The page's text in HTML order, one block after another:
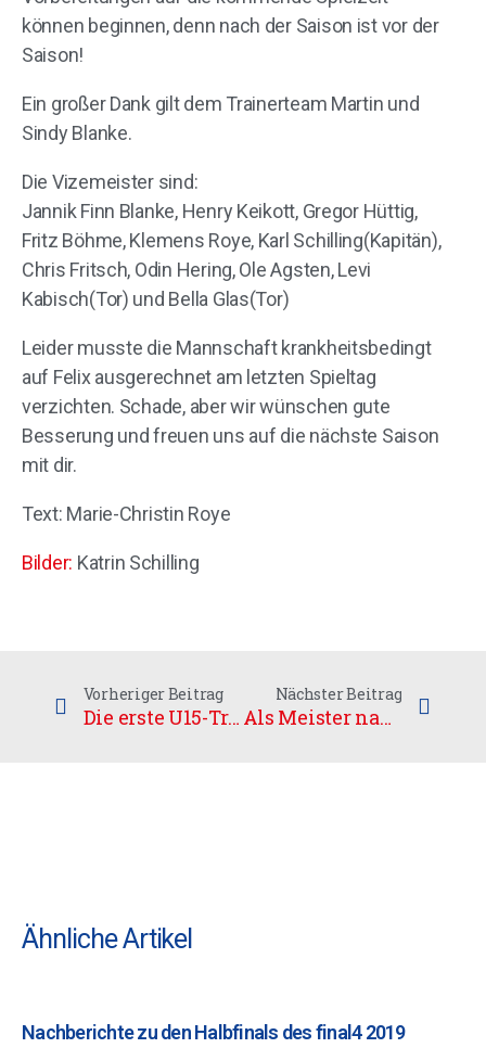
können beginnen, denn nach der Saison ist vor der
Saison!
Ein großer Dank gilt dem Trainerteam Martin und
Sindy Blanke.
Die Vizemeister sind:
Jannik Finn Blanke, Henry Keikott, Gregor Hüttig,
Fritz Böhme, Klemens Roye, Karl Schilling(Kapitän),
Chris Fritsch, Odin Hering, Ole Agsten, Levi
Kabisch(Tor) und Bella Glas(Tor)
Leider musste die Mannschaft krankheitsbedingt
auf Felix ausgerechnet am letzten Spieltag
verzichten. Schade, aber wir wünschen gute
Besserung und freuen uns auf die nächste Saison
mit dir.
Text: Marie-Christin Roye
Bilder: Katrin Schilling
Vorheriger Beitrag
Die erste U15-Trophy mit 5 unserer Jungs
Nächster Beitrag
Als Meister nach Chemnitz
Ähnliche Artikel
Nachberichte zu den Halbfinals des final4 2019